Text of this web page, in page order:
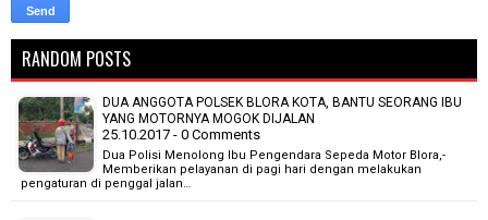
RANDOM POSTS
DUA ANGGOTA POLSEK BLORA KOTA, BANTU SEORANG IBU
YANG MOTORNYA MOGOK DIJALAN
25.10.2017 - 0 Comments
Dua Polisi Menolong Ibu Pengendara Sepeda Motor Blora,-
Memberikan pelayanan di pagi hari dengan melakukan
pengaturan di penggal jalan…